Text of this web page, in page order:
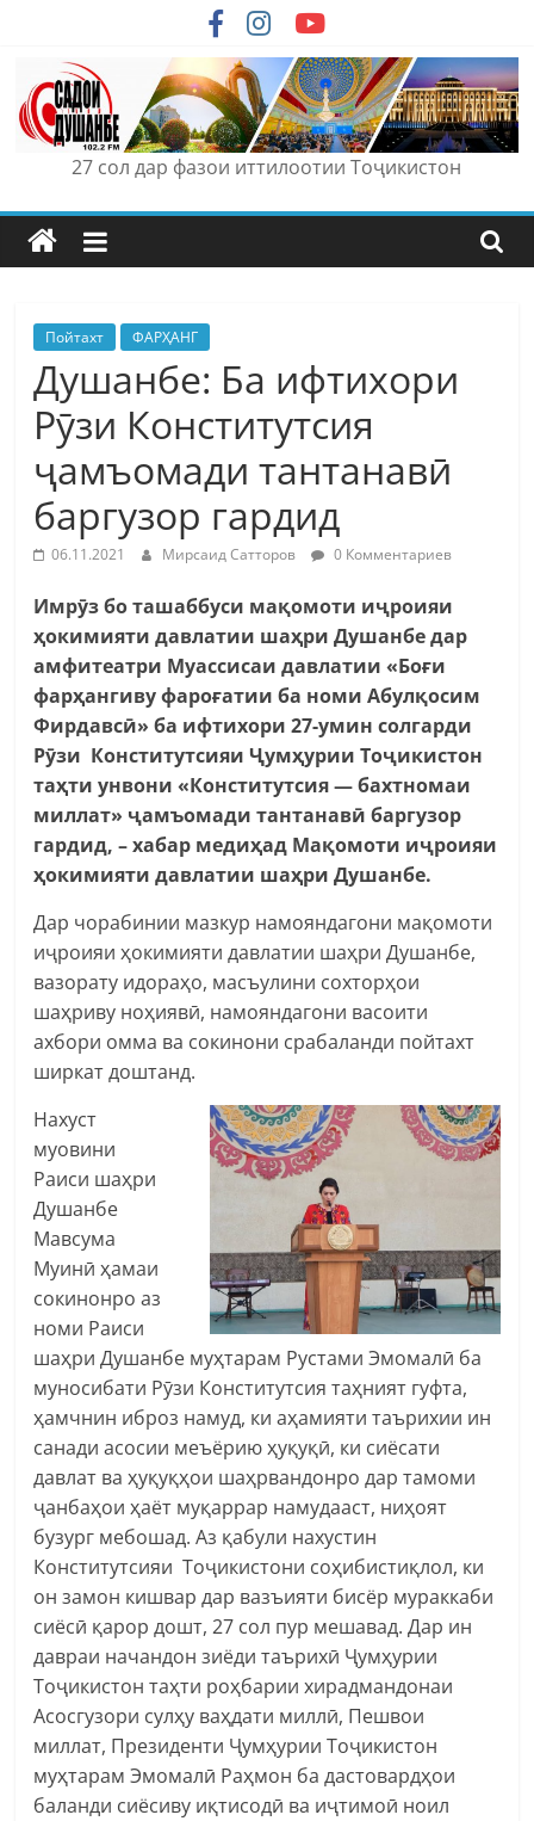
content
27 сол дар фазои иттилоотии Тоҷикистон
Пойтахт ФАРҲАНГ
Душанбе: Ба ифтихори
Рӯзи Конститутсия
ҷамъомади тантанавӣ
баргузор гардид
06.11.2021 Мирсаид Сатторов 0 Комментариев
Имрӯз бо ташаббуси мақомоти иҷроияи
ҳокимияти давлатии шаҳри Душанбе дар
амфитеатри Муассисаи давлатии «Боғи
фарҳангиву фароғатии ба номи Абулқосим
Фирдавсӣ» ба ифтихори 27-умин солгарди
Рӯзи Конститутсияи Ҷумҳурии Тоҷикистон
таҳти унвони «Конститутсия — бахтномаи
миллат» ҷамъомади тантанавӣ баргузор
гардид, – хабар медиҳад Мақомоти иҷроияи
ҳокимияти давлатии шаҳри Душанбе.
Дар чорабинии мазкур намояндагони мақомоти
иҷроияи ҳокимияти давлатии шаҳри Душанбе,
вазорату идораҳо, масъулини сохторҳои
шаҳриву ноҳиявӣ, намояндагони васоити
ахбори омма ва сокинони срабаланди пойтахт
ширкат доштанд.
Нахуст
муовини
Раиси шаҳри
Душанбе
Мавсума
Муинӣ ҳамаи
сокинонро аз
номи Раиси
шаҳри Душанбе муҳтарам Рустами Эмомалӣ ба
муносибати Рӯзи Конститутсия таҳният гуфта,
ҳамчнин иброз намуд, ки аҳамияти таърихии ин
санади асосии меъёрию ҳуқуқӣ, ки сиёсати
давлат ва ҳуқуқҳои шаҳрвандонро дар тамоми
ҷанбаҳои ҳаёт муқаррар намудааст, ниҳоят
бузург мебошад. Аз қабули нахустин
Конститутсияи Тоҷикистони соҳибистиқлол, ки
он замон кишвар дар вазъияти бисёр мураккаби
сиёсӣ қарор дошт, 27 сол пур мешавад. Дар ин
давраи начандон зиёди таърихӣ Ҷумҳурии
Тоҷикистон таҳти роҳбарии хирадмандонаи
Асосгузори сулҳу ваҳдати миллӣ, Пешвои
миллат, Президенти Ҷумҳурии Тоҷикистон
муҳтарам Эмомалӣ Раҳмон ба дастовардҳои
баланди сиёсиву иқтисодӣ ва иҷтимоӣ ноил